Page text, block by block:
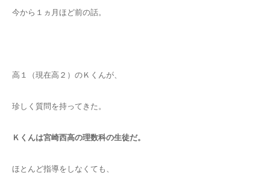
今から１ヵ月ほど前の話。
高１（現在高２）のＫくんが、
珍しく質問を持ってきた。
Ｋくんは宮崎西高の理数科の生徒だ。
ほとんど指導をしなくても、